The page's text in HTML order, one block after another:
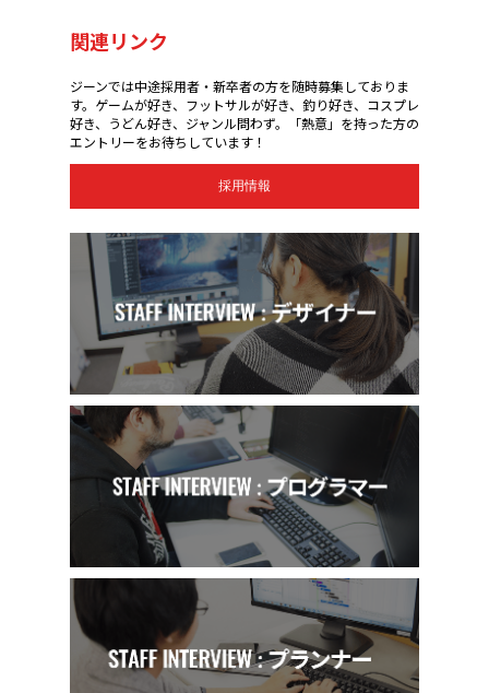
関連リンク
ジーンでは中途採用者・新卒者の方を随時募集しておりま
す。ゲームが好き、フットサルが好き、釣り好き、コスプレ
好き、うどん好き、ジャンル問わず。「熱意」を持った方の
エントリーをお待ちしています！
採用情報